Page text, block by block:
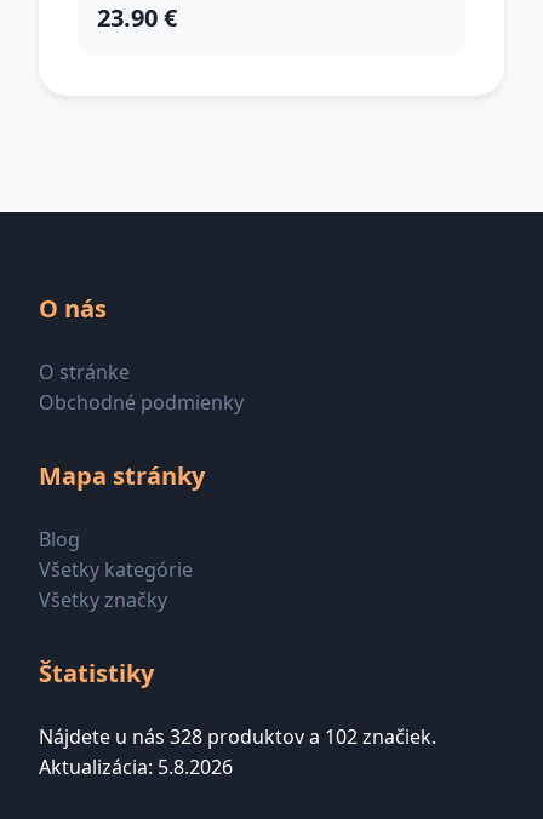
23.90 €
O nás
O stránke
Obchodné podmienky
Mapa stránky
Blog
Všetky kategórie
Všetky značky
Štatistiky
Nájdete u nás 328 produktov a 102 značiek.
Aktualizácia: 5.8.2026